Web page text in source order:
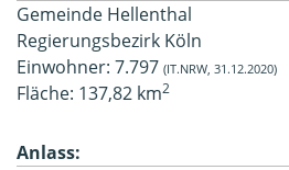
Gemeinde Hellenthal
Regierungsbezirk Köln
Einwohner: 7.797 (IT.NRW, 31.12.2020)
Fläche: 137,82 km2
Anlass: